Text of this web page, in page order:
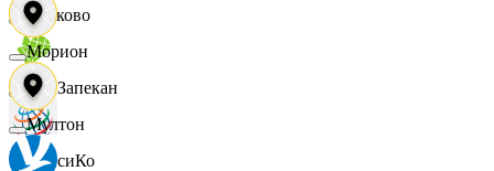
Очаково
ПанЗапекан
ПепсиКо
Морион
Мултон